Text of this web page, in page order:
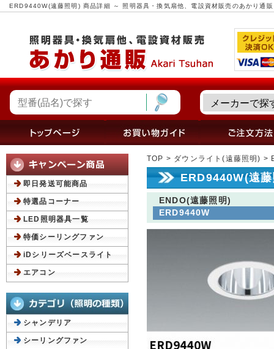
ERD9440W(遠藤照明) 商品詳細 ～ 照明器具・換気扇他、電設資材販売のあかり通販
TOP > ダウンライト(遠藤照明) >
ERD9440W(遠
ENDO(遠藤照明)
ERD9440W
即日発送可能商品
特選品コーナー
LED照明器具一覧
特価シーリングファン
iDシリーズベースライト
エアコン
シャンデリア
シーリングファン